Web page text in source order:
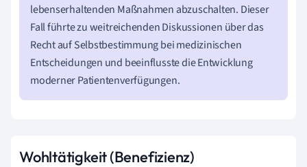
lebenserhaltenden Maßnahmen abzuschalten. Dieser
Fall führte zu weitreichenden Diskussionen über das
Recht auf Selbstbestimmung bei medizinischen
Entscheidungen und beeinflusste die Entwicklung
moderner Patientenverfügungen.
Wohltätigkeit (Benefizienz)